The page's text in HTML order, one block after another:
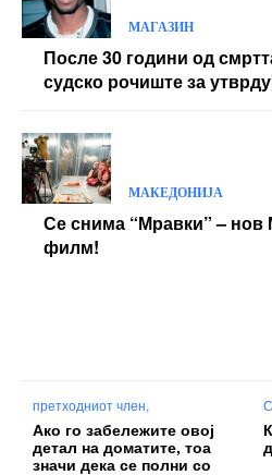
МАГАЗИН
После 30 години од
судско рочиште за
МАКЕДОНИЈА
Се снима “Мравки” – нов
филм!
претходниот член,
Ако го забележите овој
детал на доматите, тоа
значи дека се полни со